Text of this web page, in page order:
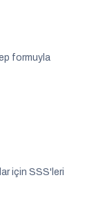
formuyla
için SSS'leri